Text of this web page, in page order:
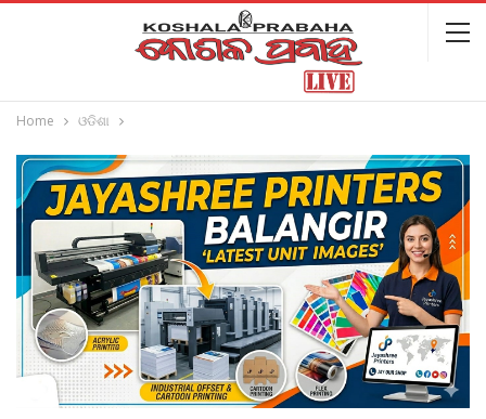
Home ଓଡିଶା